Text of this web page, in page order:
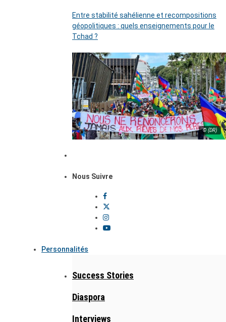
Entre stabilité sahélienne et recompositions
géopolitiques : quels enseignements pour le
Tchad ?
© (DR)
Nous Suivre
Personnalités
Success Stories
Diaspora
Interviews